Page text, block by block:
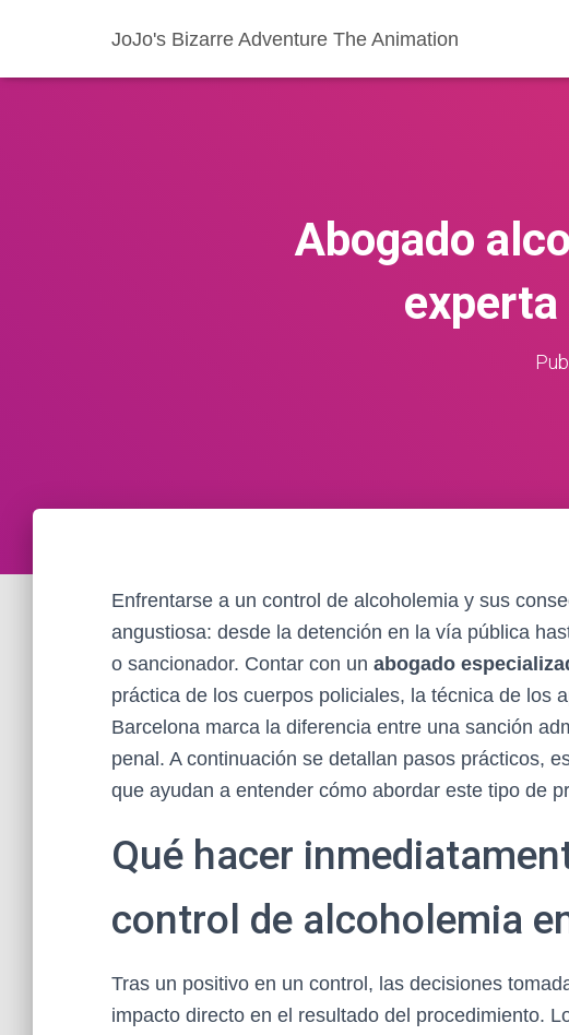
JoJo's Bizarre Adventure The Animation
Abogado
experta
Enfrentarse a un control de alcoholemia y sus
angustiosa: desde la detención en la vía pública
o sancionador. Contar con un abogado
práctica de los cuerpos policiales, la técnica de los
Barcelona marca la diferencia entre una sanción
penal. A continuación se detallan pasos prácticos,
que ayudan a entender cómo abordar este tipo de
Qué hacer
control de alcoholemia
Tras un positivo en un control, las decisiones
impacto directo en el resultado del procedimiento.